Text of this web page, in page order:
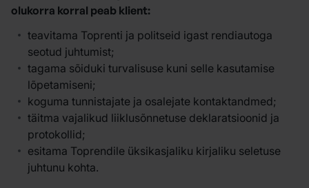
olukorra korral peab klient:
teavitama Toprenti ja politseid igast rendiautoga
seotud juhtumist;
tagama sõiduki turvalisuse kuni selle kasutamise
lõpetamiseni;
koguma tunnistajate ja osalejate kontaktandmed;
täitma vajalikud liiklusõnnetuse deklaratsioonid ja
protokollid;
esitama Toprendile üksikasjaliku kirjaliku seletuse
juhtunu kohta.